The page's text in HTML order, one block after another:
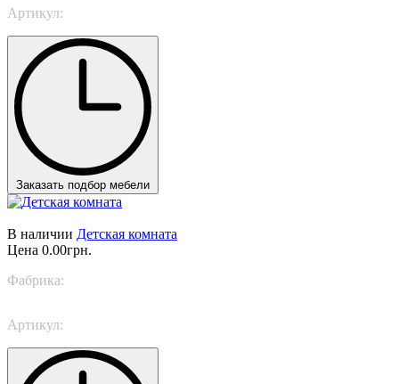
Артикул:
Заказать подбор мебели
В наличии Детская комната
Цена 0.00грн.
Фабрика:
Артикул: